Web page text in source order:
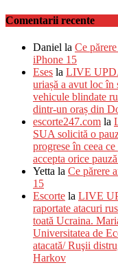
Comentarii recente
Daniel la Ce
iPhone 15
Eses la LIVE
uriașă a avut loc
vehicule blindate
dintr-un oraș din
escorte247.com la
SUA solicită o
progrese în ceea
accepta orice
Yetta la Ce părere
15
Escorte la LIVE
raportate atacuri
toată Ucraina.
Universitatea de
atacată/ Ruşii
Harkov